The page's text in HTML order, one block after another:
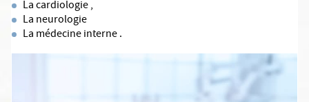
La cardiologie ,
La neurologie
La médecine interne .